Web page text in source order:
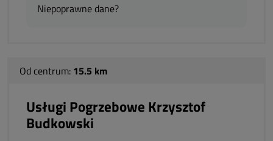
Niepoprawne dane?
Od centrum: 15.5 km
Usługi Pogrzebowe Krzysztof
Budkowski